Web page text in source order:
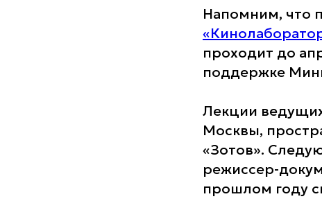
Напомним, что
проходит до
поддержке
Лекции
Москвы,
«Зотов».
режиссер-
прошлом году